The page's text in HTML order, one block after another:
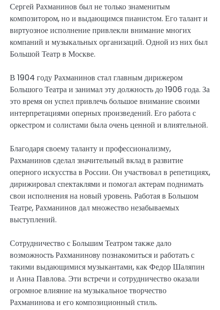
Сергей Рахманинов был не только знаменитым
композитором, но и выдающимся пианистом. Его талант и
виртуозное исполнение привлекли внимание многих
компаний и музыкальных организаций. Одной из них был
Большой Театр в Москве.
В 1904 году Рахманинов стал главным дирижером
Большого Театра и занимал эту должность до 1906 года. За
это время он успел привлечь большое внимание своими
интерпретациями оперных произведений. Его работа с
оркестром и солистами была очень ценной и влиятельной.
Благодаря своему таланту и профессионализму,
Рахманинов сделал значительный вклад в развитие
оперного искусства в России. Он участвовал в репетициях,
дирижировал спектаклями и помогал актерам поднимать
свои исполнения на новый уровень. Работая в Большом
Театре, Рахманинов дал множество незабываемых
выступлений.
Сотрудничество с Большим Театром также дало
возможность Рахманинову познакомиться и работать с
такими выдающимися музыкантами, как Федор Шаляпин
и Анна Павлова. Эти встречи и сотрудничество оказали
огромное влияние на музыкальное творчество
Рахманинова и его композиционный стиль.